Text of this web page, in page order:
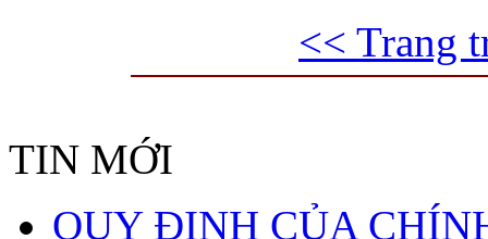
<< Trang
TIN MỚI
QUY ĐỊNH CỦA